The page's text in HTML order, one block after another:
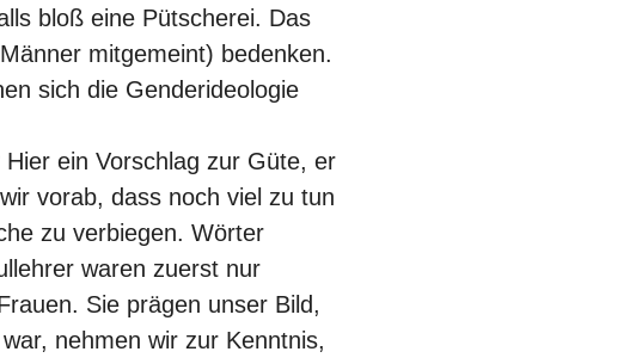
bloß eine Pütscherei. Das
mitgemeint) bedenken.
sich die Genderideologie
ein Vorschlag zur Güte, er
vorab, dass noch viel zu tun
zu verbiegen. Wörter
waren zuerst nur
Sie prägen unser Bild,
nehmen wir zur Kenntnis,